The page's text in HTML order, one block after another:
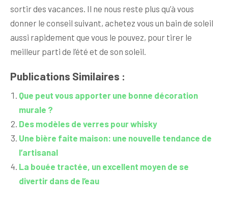
sortir des vacances. Il ne nous reste plus qu’à vous
donner le conseil suivant, achetez vous un bain de soleil
aussi rapidement que vous le pouvez, pour tirer le
meilleur parti de l’été et de son soleil.
Publications Similaires :
Que peut vous apporter une bonne décoration
murale ?
Des modèles de verres pour whisky
Une bière faite maison: une nouvelle tendance de
l’artisanal
La bouée tractée, un excellent moyen de se
divertir dans de l’eau